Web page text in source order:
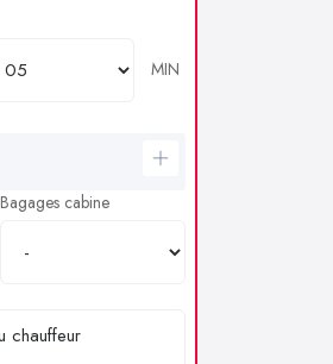
MIN
Bagages cabine